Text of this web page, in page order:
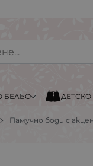
БЕЛЬО
Памучно боди с